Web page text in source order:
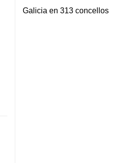
Galicia en 313 concellos